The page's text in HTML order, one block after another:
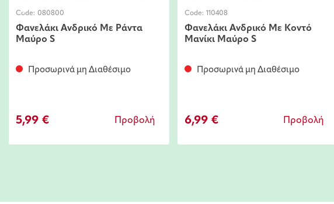
Code: 080800
Φανελάκι Ανδρικό Με Ράντα
Μαύρο S
Προσωρινά μη Διαθέσιμο
5,99 € Προβολή
Code: 110408
Φανελάκι Ανδρικό Με Κοντό
Μανίκι Μαύρο S
Προσωρινά μη Διαθέσιμο
6,99 € Προβολή